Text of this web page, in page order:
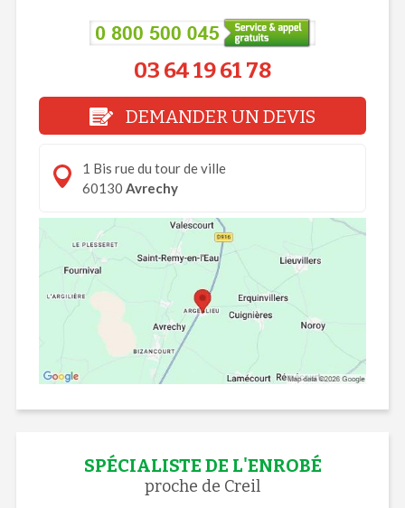
03 64 19 61 78
DEMANDER UN DEVIS
1 Bis rue du tour de ville
60130 Avrechy
SPÉCIALISTE DE L'ENROBÉ
proche de Creil